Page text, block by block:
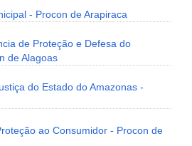
- Procon de Arapiraca
de Proteção e Defesa do
de Alagoas
do Estado do Amazonas -
ao Consumidor - Procon de